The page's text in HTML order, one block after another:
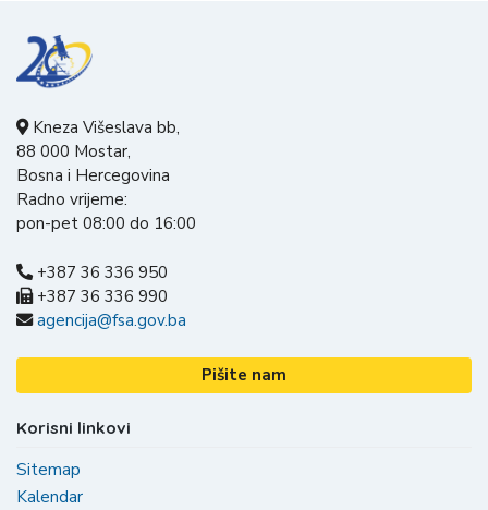
Kneza Višeslava bb,
88 000 Mostar,
Bosna i Hercegovina
Radno vrijeme:
pon-pet 08:00 do 16:00
+387 36 336 950
+387 36 336 990
agencija@fsa.gov.ba
Pišite nam
Korisni linkovi
Sitemap
Kalendar